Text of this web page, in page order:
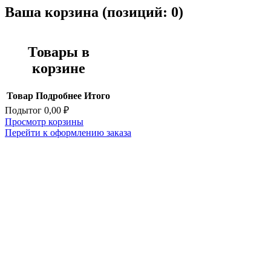
Ваша корзина (позиций: 0)
Товары в
корзине
Товар Подробнее Итого
Подытог 0,00 ₽
Просмотр корзины
Перейти к оформлению заказа